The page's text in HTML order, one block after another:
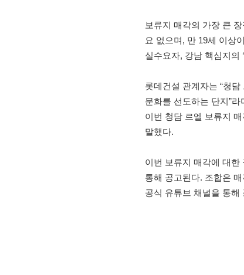
보류지 매각의 가장 큰
요 없으며, 만 19세 이상
실수요자, 강남 핵심지의
롯데건설 관계자는 “청
문화를 선도하는 단지”
이번 청담 르엘 보류지
말했다.
이번 보류지 매각에 대한
통해 공고된다. 조합은
공식 유튜브 채널을 통해